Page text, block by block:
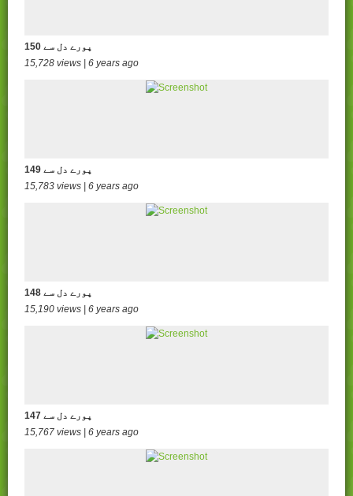
150 پورے دل سے
15,728 views | 6 years ago
149 پورے دل سے
15,783 views | 6 years ago
148 پورے دل سے
15,190 views | 6 years ago
147 پورے دل سے
15,767 views | 6 years ago